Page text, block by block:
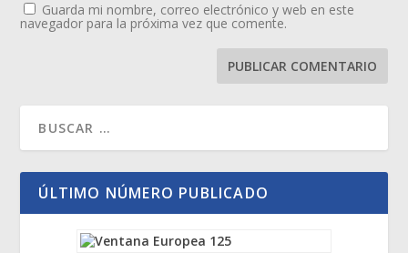
Guarda mi nombre, correo electrónico y web en este
navegador para la próxima vez que comente.
ÚLTIMO NÚMERO PUBLICADO